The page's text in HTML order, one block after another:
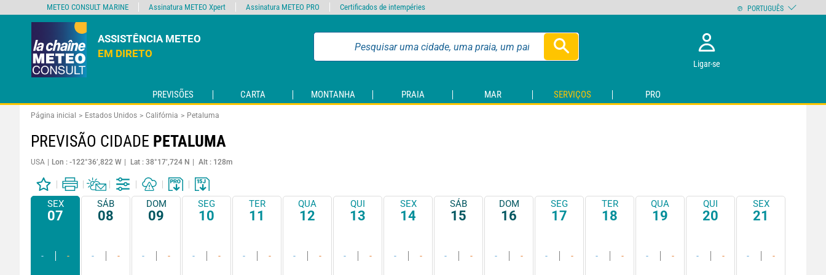
ASSISTÊNCIA METEO
EM DIRETO
Ligar-se
PREVISÕES CARTA MONTANHA PRAIA MAR SERVIÇOS PRO
Página inicial Estados Unidos Califórnia Petaluma
PREVISÃO CIDADE PETALUMA
USA Lon : -122°36’,822 W Lat : 38°17’,724 N Alt : 128m
SEX
07
- -
SÁB
08
- -
DOM
09
- -
SEG
10
- -
TER
11
- -
QUA
12
- -
QUI
13
- -
SEX
14
- -
SÁB
15
- -
DOM
16
- -
SEG
17
- -
TER
18
- -
QUA
19
- -
QUI
20
- -
SEX
21
- -
METEO CONSULT MARINE Assinatura METEO Xpert Assinatura METEO PRO Certificados de intempéries PORTUGUÊS